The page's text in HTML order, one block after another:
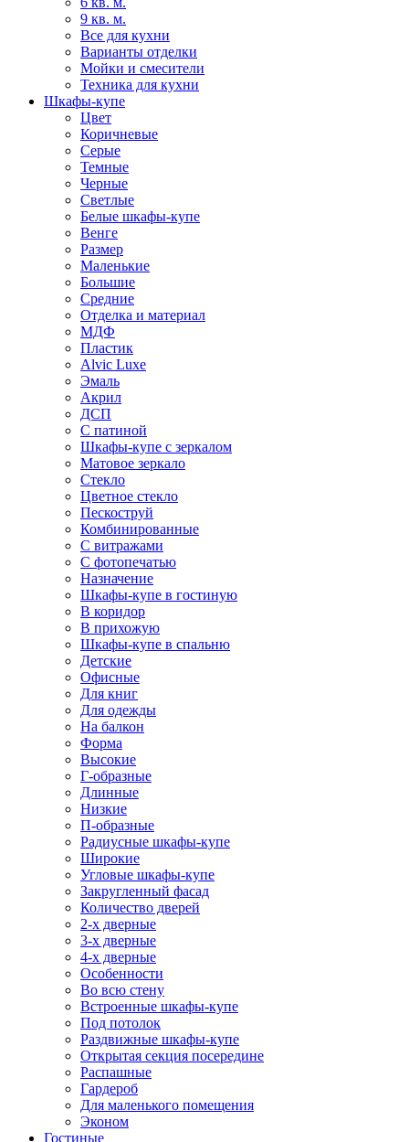
9 кв. м.
Все для кухни
Варианты отделки
Мойки и смесители
Техника для кухни
Шкафы-купе
Цвет
Коричневые
Серые
Темные
Черные
Светлые
Белые шкафы-купе
Венге
Размер
Маленькие
Большие
Средние
Отделка и материал
МДФ
Пластик
Alvic Luxe
Эмаль
Акрил
ДСП
С патиной
Шкафы-купе с зеркалом
Матовое зеркало
Стекло
Цветное стекло
Пескоструй
Комбинированные
С витражами
С фотопечатью
Назначение
Шкафы-купе в гостиную
В коридор
В прихожую
Шкафы-купе в спальню
Детские
Офисные
Для книг
Для одежды
На балкон
Форма
Высокие
Г-образные
Длинные
Низкие
П-образные
Радиусные шкафы-купе
Широкие
Угловые шкафы-купе
Закругленный фасад
Количество дверей
2-х дверные
3-х дверные
4-х дверные
Особенности
Во всю стену
Встроенные шкафы-купе
Под потолок
Раздвижные шкафы-купе
Открытая секция посередине
Распашные
Гардероб
Для маленького помещения
Эконом
Гостиные